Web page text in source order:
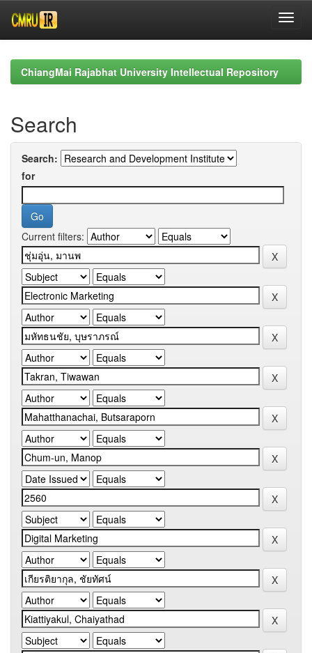
navigationChiangMai Rajabhat University Intellectual Repository
Search
Search:
for
Current filters: